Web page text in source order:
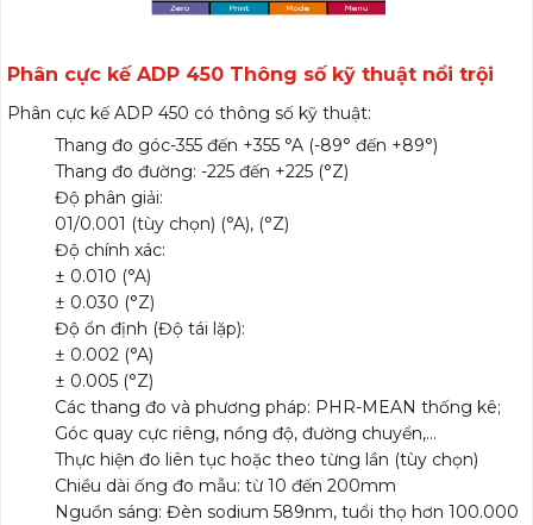
Phân cực kế ADP 450 Thông số kỹ thuật nổi trội
Phân cực kế ADP 450 có thông số kỹ thuật:
Thang đo góc-355 đến +355 °A (-89° đến +89°)
Thang đo đường: -225 đến +225 (°Z)
Độ phân giải:
01/0.001 (tùy chọn) (°A), (°Z)
Độ chính xác:
± 0.010 (°A)
± 0.030 (°Z)
Độ ổn định (Độ tái lặp):
± 0.002 (°A)
± 0.005 (°Z)
Các thang đo và phương pháp: PHR-MEAN thống kê;
Góc quay cực riêng, nồng độ, đường chuyển,…
Thực hiện đo liên tục hoặc theo từng lần (tùy chọn)
Chiều dài ống đo mẫu: từ 10 đến 200mm
Nguồn sáng: Đèn sodium 589nm, tuổi thọ hơn 100.000